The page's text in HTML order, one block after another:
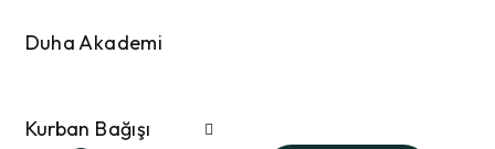
Duha Akademi
Kurban Bağışı